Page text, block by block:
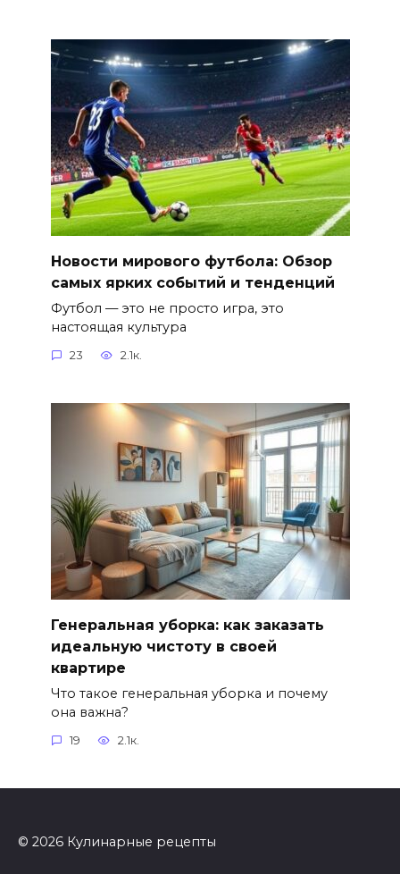
Новости мирового футбола: Обзор
самых ярких событий и тенденций
Футбол — это не просто игра, это
настоящая культура
23 2.1к.
Генеральная уборка: как заказать
идеальную чистоту в своей
квартире
Что такое генеральная уборка и почему
она важна?
19 2.1к.
© 2026 Кулинарные рецепты